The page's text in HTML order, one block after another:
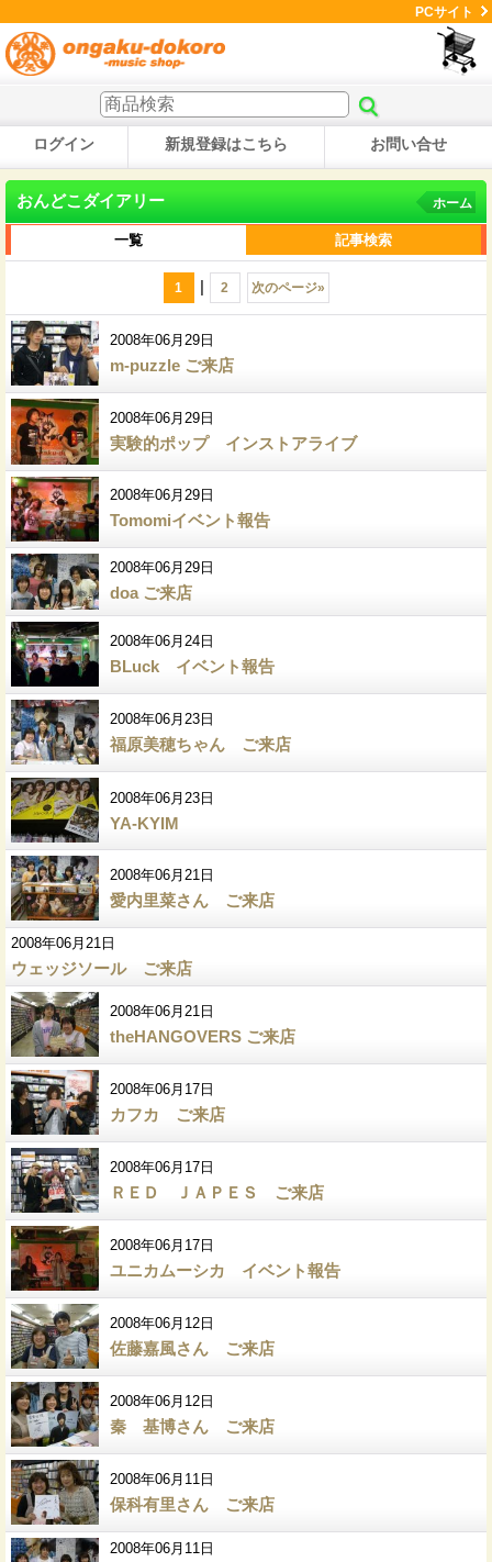
PCサイト
ログイン 新規登録はこちら お問い合せ
おんどこダイアリー ホーム
一覧 記事検索
1 | 2 次のページ»
2008年06月29日
m-puzzle ご来店
2008年06月29日
実験的ポップ インストアライブ
2008年06月29日
Tomomiイベント報告
2008年06月29日
doa ご来店
2008年06月24日
BLuck イベント報告
2008年06月23日
福原美穂ちゃん ご来店
2008年06月23日
YA-KYIM
2008年06月21日
愛内里菜さん ご来店
2008年06月21日
ウェッジソール ご来店
2008年06月21日
theHANGOVERS ご来店
2008年06月17日
カフカ ご来店
2008年06月17日
ＲＥＤ ＪＡＰＥＳ ご来店
2008年06月17日
ユニカムーシカ イベント報告
2008年06月12日
佐藤嘉風さん ご来店
2008年06月12日
秦 基博さん ご来店
2008年06月11日
保科有里さん ご来店
2008年06月11日